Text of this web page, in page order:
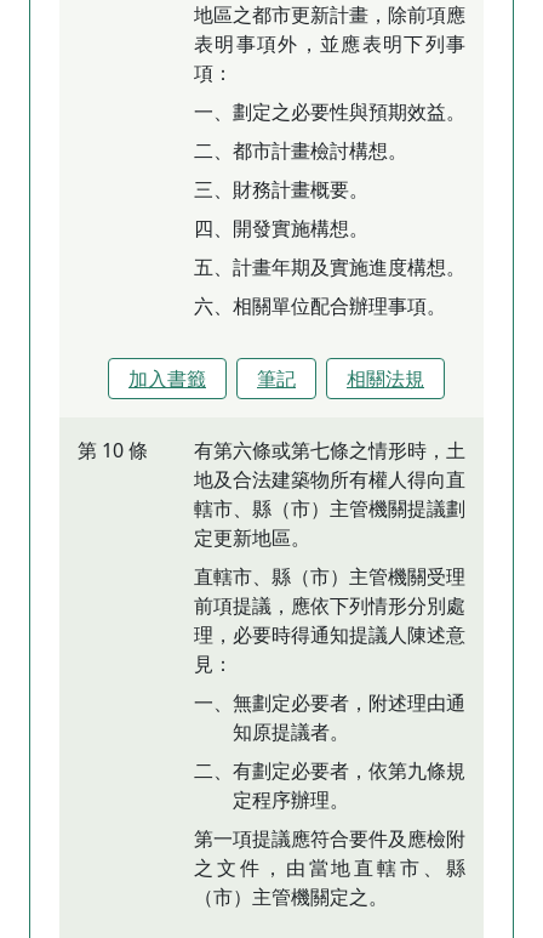
地區之都市更新計畫，除前項應
表明事項外，並應表明下列事
項：
一、劃定之必要性與預期效益。
二、都市計畫檢討構想。
三、財務計畫概要。
四、開發實施構想。
五、計畫年期及實施進度構想。
六、相關單位配合辦理事項。
加入書籤 筆記 相關法規
第 10 條
有第六條或第七條之情形時，土
地及合法建築物所有權人得向直
轄市、縣（市）主管機關提議劃
定更新地區。
直轄市、縣（市）主管機關受理
前項提議，應依下列情形分別處
理，必要時得通知提議人陳述意
見：
一、無劃定必要者，附述理由通
知原提議者。
二、有劃定必要者，依第九條規
定程序辦理。
第一項提議應符合要件及應檢附
之文件，由當地直轄市、縣
（市）主管機關定之。